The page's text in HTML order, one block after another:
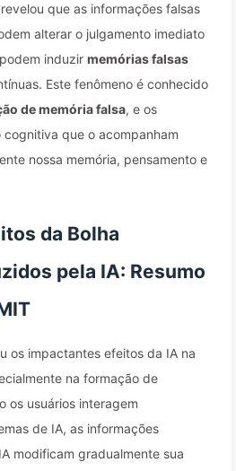
que as informações falsas
alterar o julgamento imediato
induzir memórias falsas
Este fenômeno é conhecido
de memória falsa, e os
que o acompanham
nossa memória, pensamento e
da Bolha
pela IA: Resumo
os impactantes efeitos da IA na
na formação de
os usuários interagem
de IA, as informações
modificam gradualmente sua